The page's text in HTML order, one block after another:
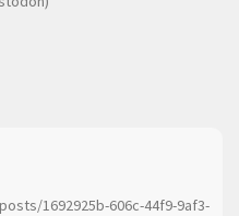
1692925b-606c-44f9-9af3-